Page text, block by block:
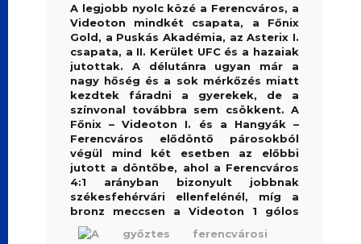
A legjobb nyolc közé a Ferencváros, a
Videoton mindkét csapata, a Főnix
Gold, a Puskás Akadémia, az Asterix I.
csapata, a II. Kerület UFC és a hazaiak
jutottak. A délutánra ugyan már a
nagy hőség és a sok mérkőzés miatt
kezdtek fáradni a gyerekek, de a
színvonal továbbra sem csökkent. A
Főnix – Videoton I. és a Hangyák –
Ferencváros elődöntő párosokból
végül mind két esetben az előbbi
jutott a döntőbe, ahol a Ferencváros
4:1 arányban bizonyult jobbnak
székesfehérvári ellenfelénél, míg a
bronz meccsen a Videoton 1 gólos